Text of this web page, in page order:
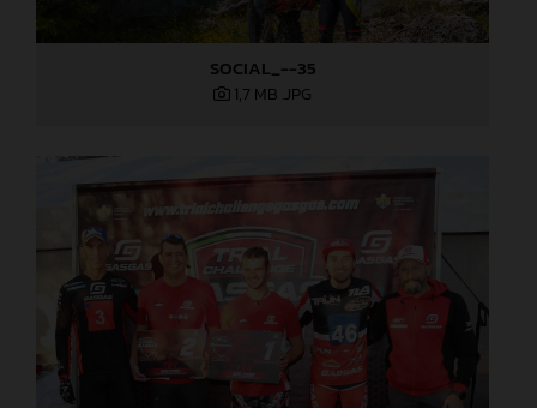
SOCIAL_--35
1,7 MB .JPG